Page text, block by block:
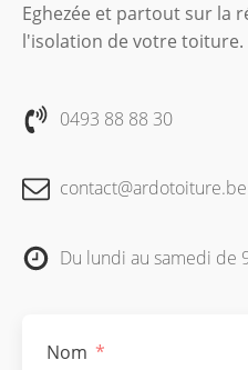
Eghezée et partout sur la
l'isolation de votre toiture.
0493 88 88 30
contact@ardotoiture.be
Du lundi au samedi de
Nom